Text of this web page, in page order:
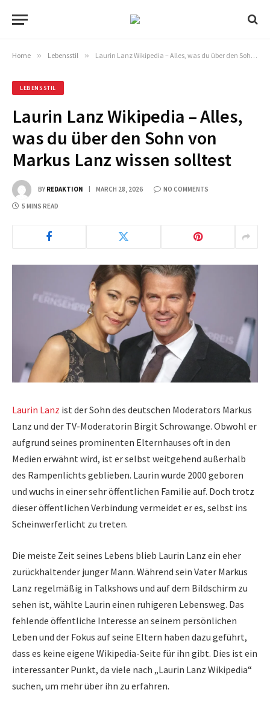
Home » Lebensstil » Laurin Lanz Wikipedia – Alles, was du über den Sohn von Markus Lanz wissen solltest
LEBENSSTIL
Laurin Lanz Wikipedia – Alles,
was du über den Sohn von
Markus Lanz wissen solltest
BY REDAKTION MARCH 28, 2026 NO COMMENTS
5 MINS READ
Laurin Lanz ist der Sohn des deutschen Moderators Markus
Lanz und der TV-Moderatorin Birgit Schrowange. Obwohl er
aufgrund seines prominenten Elternhauses oft in den
Medien erwähnt wird, ist er selbst weitgehend außerhalb
des Rampenlichts geblieben. Laurin wurde 2000 geboren
und wuchs in einer sehr öffentlichen Familie auf. Doch trotz
dieser öffentlichen Verbindung vermeidet er es, selbst ins
Scheinwerferlicht zu treten.
Die meiste Zeit seines Lebens blieb Laurin Lanz ein eher
zurückhaltender junger Mann. Während sein Vater Markus
Lanz regelmäßig in Talkshows und auf dem Bildschirm zu
sehen ist, wählte Laurin einen ruhigeren Lebensweg. Das
fehlende öffentliche Interesse an seinem persönlichen
Leben und der Fokus auf seine Eltern haben dazu geführt,
dass es keine eigene Wikipedia-Seite für ihn gibt. Dies ist ein
interessanter Punkt, da viele nach „Laurin Lanz Wikipedia“
suchen, um mehr über ihn zu erfahren.